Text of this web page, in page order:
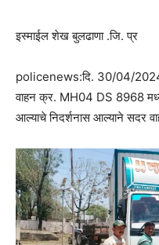
इस्माईल शेख बुलढाणा .जि. प्र
policenews:दि. 30/04/2024
वाहन क्र. MH04 DS 8968
आल्याचे निदर्शनास आल्याने सदर